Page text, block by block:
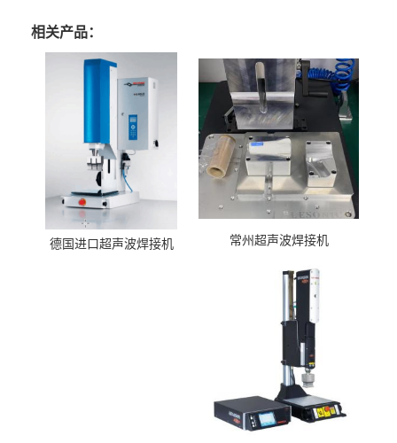
相关产品：
德国进口超声波焊接机 常州超声波焊接机